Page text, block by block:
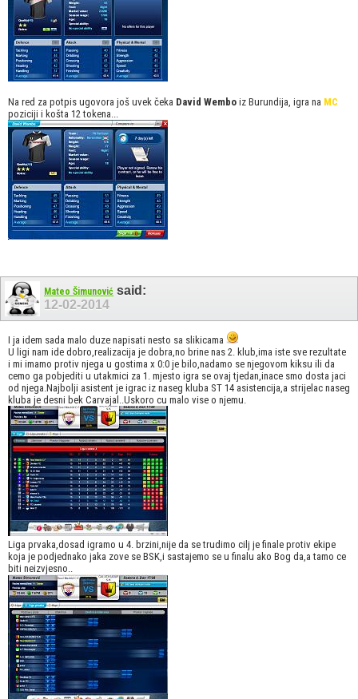
Na red za potpis ugovora još uvek čeka David Wembo iz Burundija, igra na MC
poziciji i košta 12 tokena...
Mateo Šimunović said:
12-02-2014
I ja idem sada malo duze napisati nesto sa slikicama
U ligi nam ide dobro,realizacija je dobra,no brine nas 2. klub,ima iste sve rezultate
i mi imamo protiv njega u gostima x 0:0 je bilo,nadamo se njegovom kiksu ili da
cemo ga pobjediti u utakmici za 1. mjesto igra se ovaj tjedan,inace smo dosta jaci
od njega.Najbolji asistent je igrac iz naseg kluba ST 14 asistencija,a strijelac naseg
kluba je desni bek Carvajal..Uskoro cu malo vise o njemu.
Liga prvaka,dosad igramo u 4. brzini,nije da se trudimo cilj je finale protiv ekipe
koja je podjednako jaka zove se BSK,i sastajemo se u finalu ako Bog da,a tamo ce
biti neizvjesno..